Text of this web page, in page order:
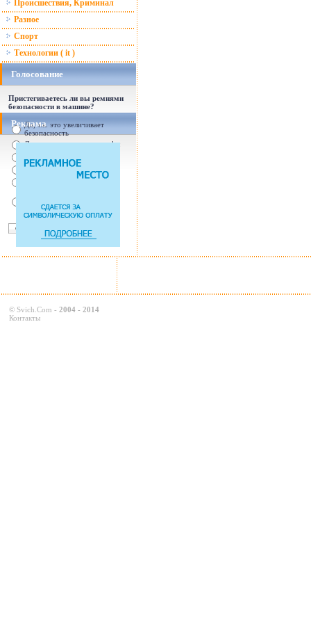
Происшествия, Криминал
Разное
Спорт
Технологии ( it )
Голосование
Пристегиваетесь ли вы ремнями
безопасности в машине?
Да, т.к. это увеличивает
безопасность
Да, т.к. увеличились штрафы
Нет, с ремнем не удобно
Нет, Я уверен в себе
пристегива
Реклама
© Svich.Com - 2004 - 2014
Контакты